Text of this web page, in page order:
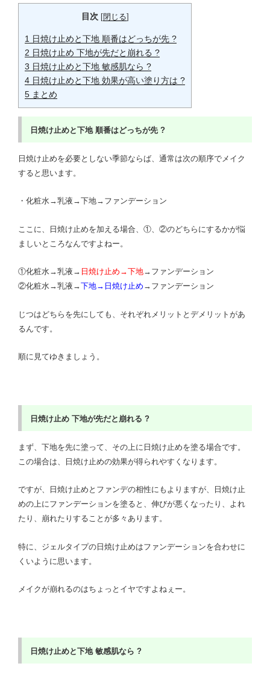
目次 [閉じる]
1 日焼け止めと下地 順番はどっちが先 ?
2 日焼け止め 下地が先だと崩れる ?
3 日焼け止めと下地 敏感肌なら ?
4 日焼け止めと下地 効果が高い塗り方は ?
5 まとめ
日焼け止めと下地 順番はどっちが先 ?
日焼け止めを必要としない季節ならば、通常は次の順序でメイク
すると思います。
・化粧水→乳液→下地→ファンデーション
ここに、日焼け止めを加える場合、①、②のどちらにするかが悩
ましいところなんですよねー。
①化粧水→乳液→ 日焼け止め→下地→ファンデーション
②化粧水→乳液→下地→日焼け止め →ファンデーション
じつはどちらを先にしても、それぞれメリットとデメリットがあ
るんです。
順に見てゆきましょう。
日焼け止め 下地が先だと崩れる ?
まず、下地を先に塗って、その上に日焼け止めを塗る場合です。
この場合は、日焼け止めの効果が得られやすくなります。
ですが、日焼け止めとファンデの相性にもよりますが、日焼け止
めの上にファンデーションを塗ると、伸びが悪くなったり、よれ
たり、崩れたりすることが多々あります。
特に、ジェルタイプの日焼け止めはファンデーションを合わせに
くいように思います。
メイクが崩れるのはちょっとイヤですよねぇー。
日焼け止めと下地 敏感肌なら ?